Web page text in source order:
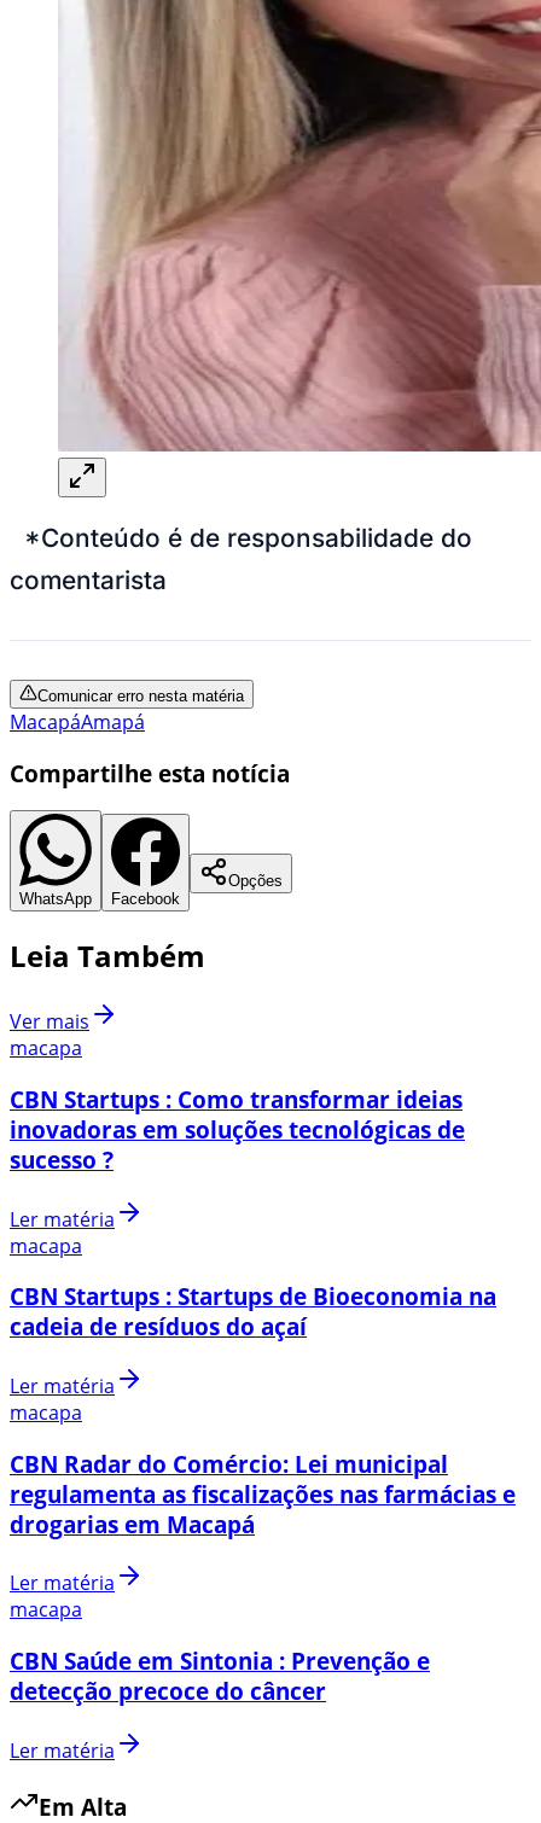
*Conteúdo é de responsabilidade do
comentarista
Comunicar erro nesta matéria
MacapáAmapá
Compartilhe esta notícia
WhatsApp Facebook
Opções
Leia Também
Ver mais
macapa
CBN Startups : Como transformar ideias
inovadoras em soluções tecnológicas de
sucesso ?
Ler matéria
macapa
CBN Startups : Startups de Bioeconomia na
cadeia de resíduos do açaí
Ler matéria
macapa
CBN Radar do Comércio: Lei municipal
regulamenta as fiscalizações nas farmácias e
drogarias em Macapá
Ler matéria
macapa
CBN Saúde em Sintonia : Prevenção e
detecção precoce do câncer
Ler matéria
Em Alta